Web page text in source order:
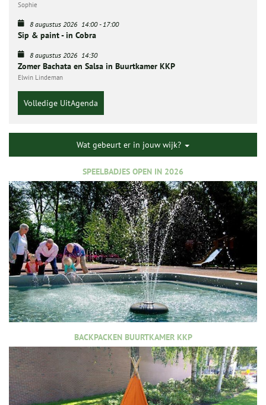
Sophie
8 augustus 2026 14:00-17:00
Sip & paint - in Cobra
8 augustus 2026 14:30
Zomer Bachata en Salsa in Buurtkamer KKP
Elwin Lindeman
Volledige UitAgenda
Wat gebeurt er in jouw wijk?
SPEELBADJES OPEN IN 2026
BACKPACKEN BUURTKAMER KKP